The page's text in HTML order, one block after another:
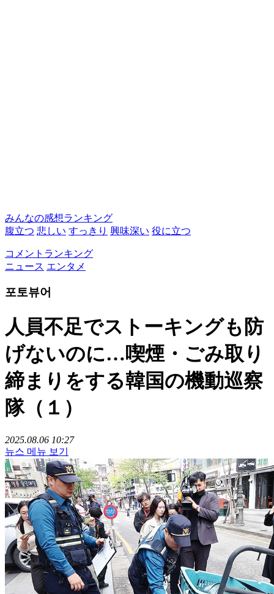
みんなの感想ランキング
腹立つ 悲しい すっきり 興味深い 役に立つ
コメントランキング
ニュース エンタメ
포토뷰어
人員不足でストーキングも防
げないのに…喫煙・ごみ取り
締まりをする韓国の機動巡察
隊（１）
2025.08.06 10:27
뉴스 메뉴 보기